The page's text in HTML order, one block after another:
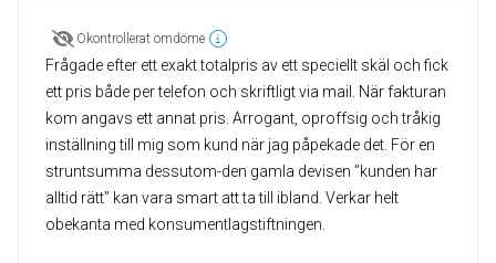
Okontrollerat omdöme
Frågade efter ett exakt totalpris av ett speciellt skäl och fick
ett pris både per telefon och skriftligt via mail. När fakturan
kom angavs ett annat pris. Arrogant, oproffsig och tråkig
inställning till mig som kund när jag påpekade det. För en
struntsumma dessutom-den gamla devisen ”kunden har
alltid rätt” kan vara smart att ta till ibland. Verkar helt
obekanta med konsumentlagstiftningen.